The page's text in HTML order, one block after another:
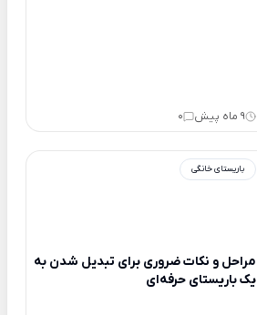
9 ماه پیش 0
باریستای خانگی
مراحل و نکات ضروری برای تبدیل شدن به
یک باریستای حرفه‌ای